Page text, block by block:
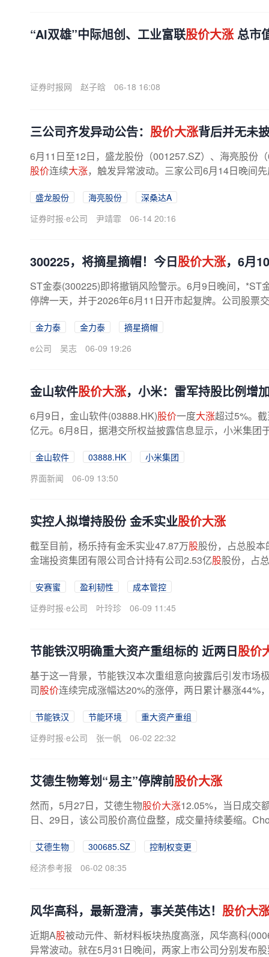
“AI双雄”中际旭创、工业富联股价大涨总市
证券时报网 赵子晗 06-18 16:08
三公司齐发异动公告： 股价大涨背后并无未
6月11日至12日，盛龙股份（001257.SZ）、海亮股份
股价连续大涨，触发异常波动。三家公司6月14日晚间
盛龙股份 海亮股份
深桑达A
证券时报·e公司
尹靖霏 06-14 20:16
300225，将摘星摘帽！今日股价大涨，6月
ST金泰(300225)即将撤销风险警示。6月9日晚间，*ST
停牌一天，并于2026年6月11日开市起复牌。公司股票
金力泰 金力泰
摘星摘帽
e公司
吴志 06-09 19:26
金山软件股价大涨，小米：雷军持股比例增
6月9日，金山软件(03888.HK)股价一度大涨超过5%。
亿元。6月8日，据港交所权益披露信息显示，小米集
金山软件 03888.HK
小米集团
界面新闻
06-09 13:50
实控人拟增持股份 金禾实业股价大涨
截至目前，杨乐持有金禾实业47.87万股股份，占总股
金瑞投资集团有限公司合计持有公司2.53亿股股份，占
安赛蜜 盈利韧性
成本管控
证券时报·e公司
叶玲珍 06-09 11:45
节能铁汉明确重大资产重组标的 近两日股价
基于这一背景，节能铁汉本次重组意向披露后引发市场
司股价连续完成涨幅达20%的涨停，两日累计暴涨44%
节能铁汉 节能环境
重大资产重组
证券时报·e公司
张一帆 06-02 22:32
艾德生物筹划“易主”停牌前股价大涨
然而，5月27日，艾德生物股价大涨12.05%，当日成交
日、29日，该公司股价高位盘整，成交量持续萎缩。
艾德生物 300685.SZ
控制权变更
经济参考报
06-02 08:35
风华高科，最新澄清，事关英伟达！ 股价大
近期A股被动元件、新材料板块热度高涨，风华高科
异常波动。就在5月31日晚间，两家上市公司分别发布